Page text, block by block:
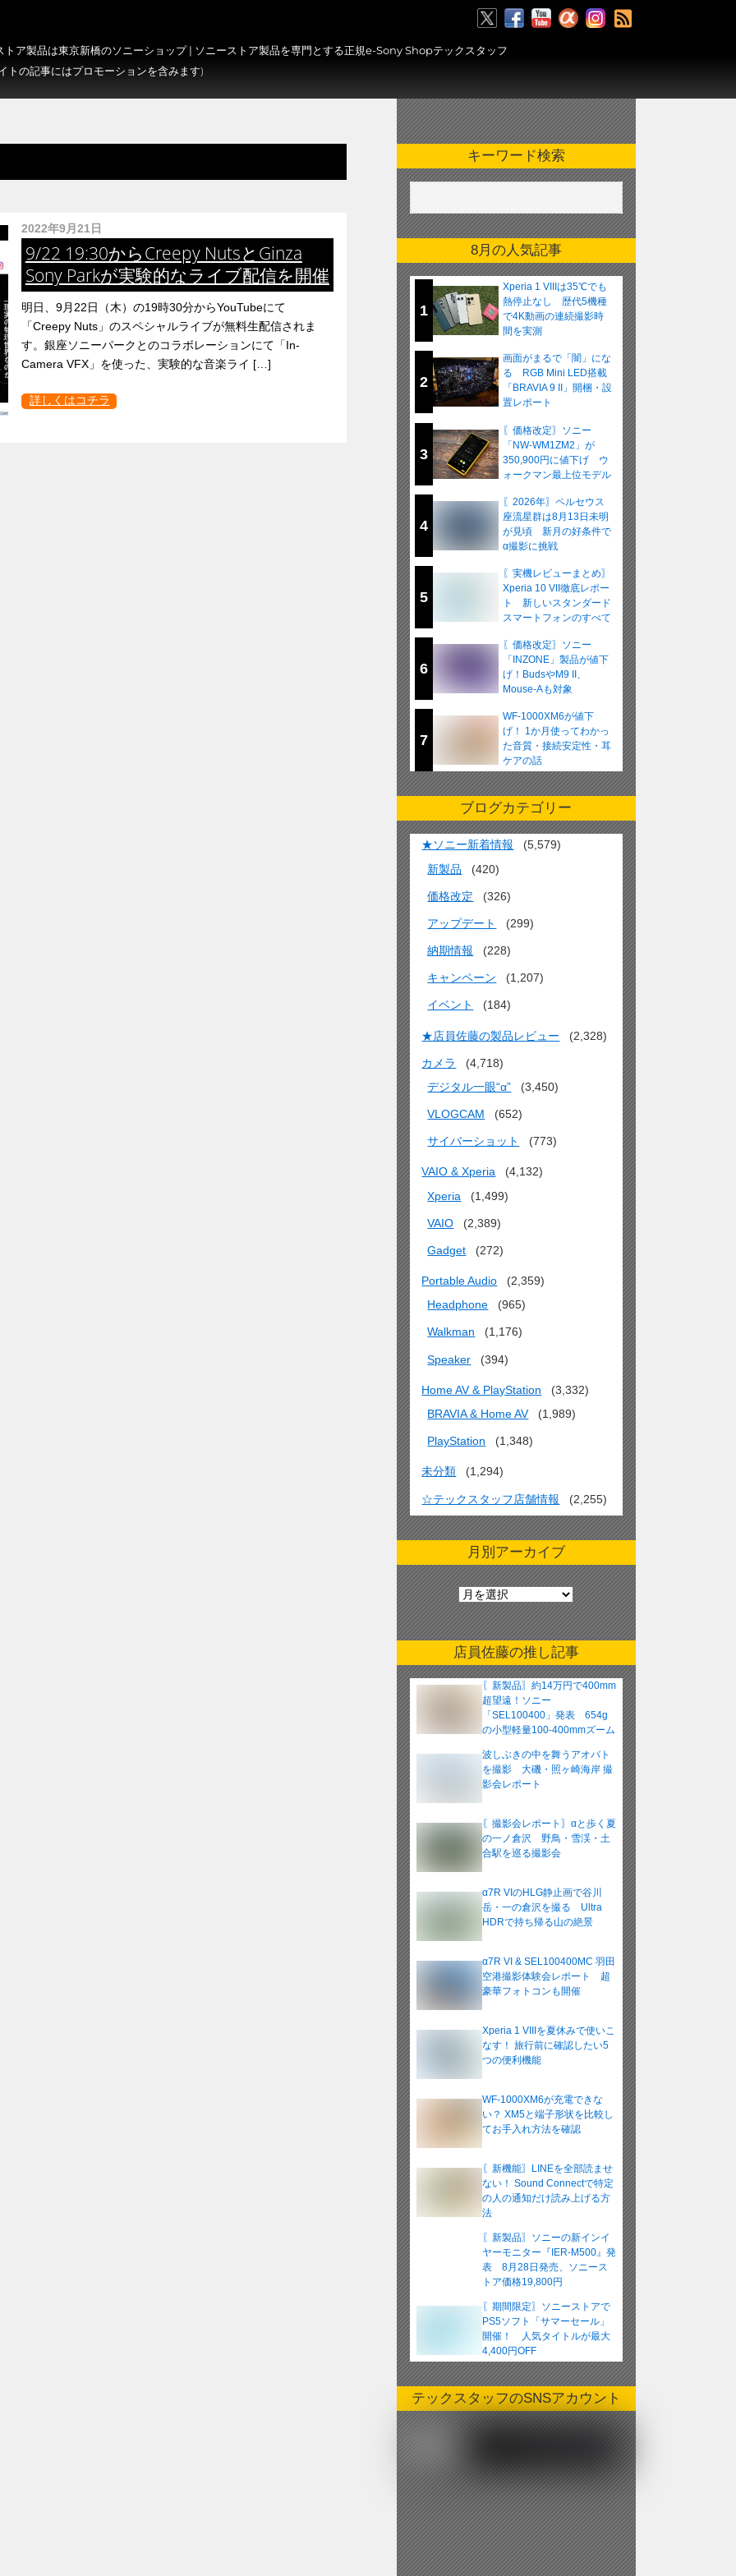
トア製品は東京新橋のソニーショップ | ソニーストア製品を専門とする正規e-Sony Shopテックスタッフ
トの記事にはプロモーションを含みます)
2022年9月21日
9/22 19:30からCreepy NutsとGinza
Sony Parkが実験的なライブ配信を開催
明日、9月22日（木）の19時30分からYouTubeにて
「Creepy Nuts」のスペシャルライブが無料生配信されま
す。銀座ソニーパークとのコラボレーションにて「In-
Camera VFX」を使った、実験的な音楽ライ […]
詳しくはコチラ
キーワード検索
8月の人気記事
1
Xperia 1 VIIIは35℃でも
熱停止なし 歴代5機種
で4K動画の連続撮影時
間を実測
2
画面がまるで「闇」にな
る RGB Mini LED搭載
「BRAVIA 9 II」開梱・設
置レポート
3
〖価格改定〗ソニー
「NW-WM1ZM2」が
350,900円に値下げ ウ
ォークマン最上位モデル
4
〖2026年〗ペルセウス
座流星群は8月13日未明
が見頃 新月の好条件で
α撮影に挑戦
5
〖実機レビューまとめ〗
Xperia 10 VII徹底レポー
ト 新しいスタンダード
スマートフォンのすべて
6
〖価格改定〗ソニー
「INZONE」製品が値下
げ！BudsやM9 II、
Mouse-Aも対象
7
WF-1000XM6が値下
げ！ 1か月使ってわかっ
た音質・接続安定性・耳
ケアの話
ブログカテゴリー
★ソニー新着情報
(5,579)
新製品
(420)
価格改定 (326)
アップデート (299)
納期情報 (228)
キャンペーン (1,207)
イベント (184)
★店員佐藤の製品レビュー (2,328)
カメラ
(4,718)
デジタル一眼“α”
(3,450)
VLOGCAM (652)
サイバーショット (773)
VAIO & Xperia
(4,132)
Xperia
(1,499)
VAIO (2,389)
Gadget (272)
Portable Audio
(2,359)
Headphone
(965)
Walkman (1,176)
Speaker (394)
Home AV & PlayStation
(3,332)
BRAVIA & Home AV
(1,989)
PlayStation (1,348)
未分類 (1,294)
☆テックスタッフ店舗情報 (2,255)
月別アーカイブ
月
別
ア
ー
カ
イ
店員佐藤の推し記事
〖新製品〗約14万円で400mm
超望遠！ソニー
「SEL100400」発表 654g
の小型軽量100-400mmズーム
波しぶきの中を舞うアオバト
を撮影 大磯・照ヶ崎海岸 撮
影会レポート
〖撮影会レポート〗αと歩く夏
の一ノ倉沢 野鳥・雪渓・土
合駅を巡る撮影会
α7R VIのHLG静止画で谷川
岳・一の倉沢を撮る Ultra
HDRで持ち帰る山の絶景
α7R VI & SEL100400MC 羽田
空港撮影体験会レポート 超
豪華フォトコンも開催
Xperia 1 VIIIを夏休みで使いこ
なす！ 旅行前に確認したい5
つの便利機能
WF-1000XM6が充電できな
い？ XM5と端子形状を比較し
てお手入れ方法を確認
〖新機能〗LINEを全部読ませ
ない！ Sound Connectで特定
の人の通知だけ読み上げる方
法
〖新製品〗ソニーの新インイ
ヤーモニター『IER-M500』発
表 8月28日発売、ソニース
トア価格19,800円
〖期間限定〗ソニーストアで
PS5ソフト「サマーセール」
開催！ 人気タイトルが最大
4,400円OFF
テックスタッフのSNSアカウント